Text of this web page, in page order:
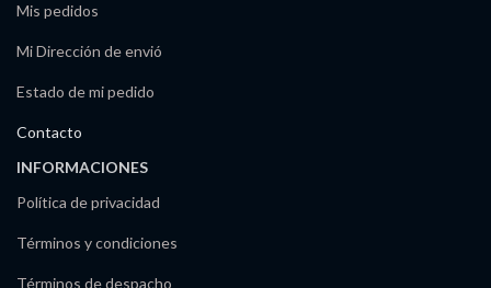
Mis pedidos
Mi Dirección de envió
Estado de mi pedido
Contacto
INFORMACIONES
Política de privacidad
Términos y condiciones
Términos de despacho